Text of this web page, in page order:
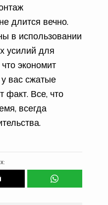
длится вечно.
в использовании
усилий для
экономит
вас сжатые
факт. Все, что
всегда